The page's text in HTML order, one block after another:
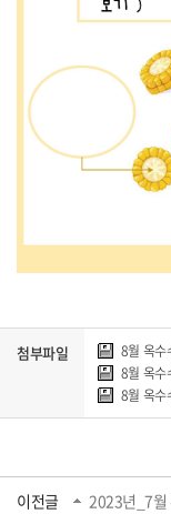
첨부파일 8월 옥수
8월 옥수
8월 옥수
이전글 2023년_7월